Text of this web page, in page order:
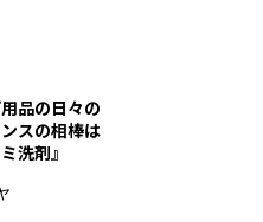
品の日々の
スの相棒は
洗剤』